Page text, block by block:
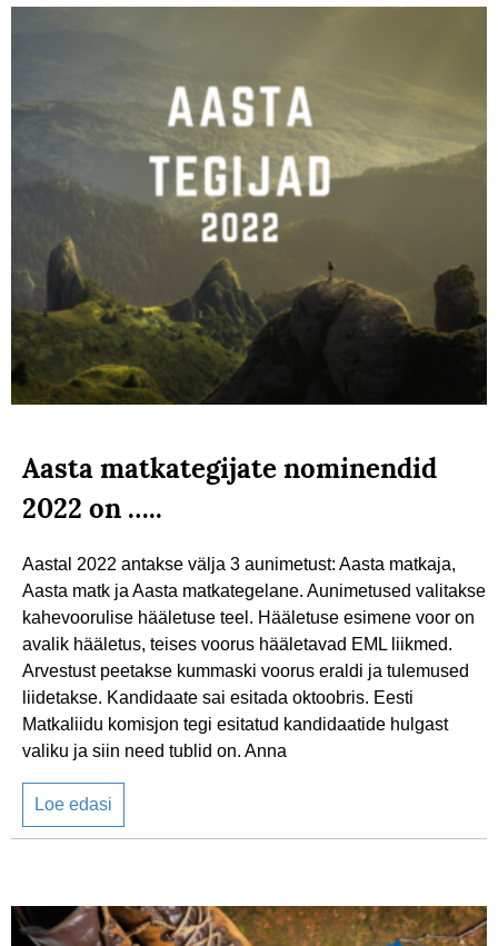
Aasta matkategijate nominendid
2022 on …..
Aastal 2022 antakse välja 3 aunimetust: Aasta matkaja,
Aasta matk ja Aasta matkategelane. Aunimetused valitakse
kahevoorulise hääletuse teel. Hääletuse esimene voor on
avalik hääletus, teises voorus hääletavad EML liikmed.
Arvestust peetakse kummaski voorus eraldi ja tulemused
liidetakse. Kandidaate sai esitada oktoobris. Eesti
Matkaliidu komisjon tegi esitatud kandidaatide hulgast
valiku ja siin need tublid on. Anna
Loe edasi